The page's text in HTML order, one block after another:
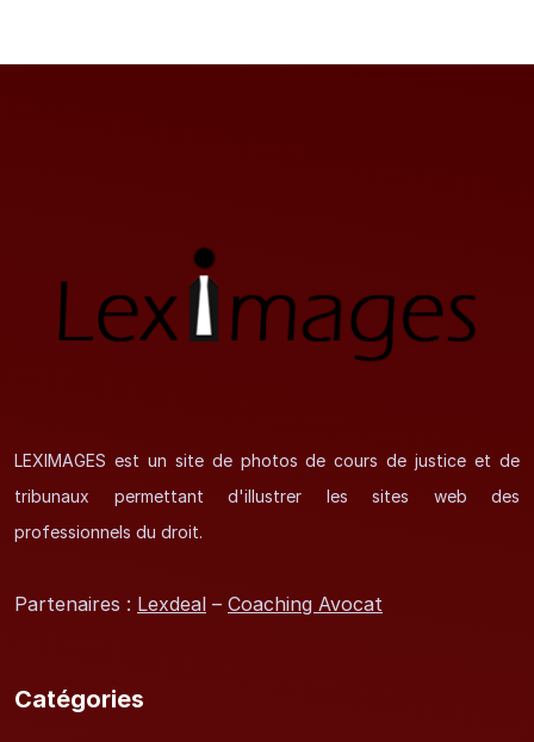
LEXIMAGES est un site de photos de cours de justice et de
tribunaux permettant d'illustrer les sites web des
professionnels du droit.
Partenaires : Lexdeal – Coaching Avocat
Catégories